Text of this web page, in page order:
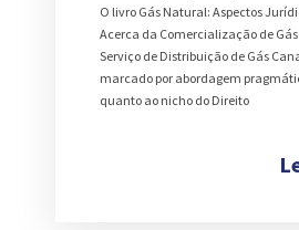
O livro Gás Natural: Aspectos
Acerca da Comercialização de
Serviço de Distribuição de Gás
marcado por abordagem
quanto ao nicho do Direito